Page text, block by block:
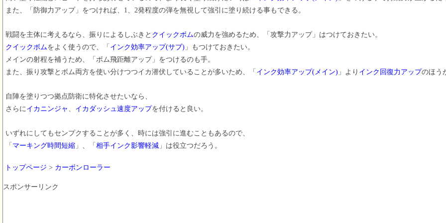
また、「防御力アップ」をつければ、1、2発程度の弾を無視して強引に塗り続ける事もできる。
戦闘を主体に考えるなら、振りによるしぶきと クイックボムの威力を強めるため、「攻撃力アップ」はつけておきたい。
クイックボムをよく使うので、「 インク効率アップ(サブ) 」もつけておきたい。
メインの射程を補うため、「ボム飛距離アップ」をつけるのも手。
また、振り攻撃とボム両方を使い分けつつイカ潜伏していることが多いため、「 インク効率アップ(メイン) 」より インク回復力アップのほう
自陣を塗りつつ拠点防衛に特化させたいなら、
さらにイカニンジャ 、 イカダッシュ速度アップを付けると良い。
いずれにしてもセンプクすることが多く、時には強引に進むこともあるので、
「 マーキング時間短縮 」、「 相手インク影響軽減 」は役立つだろう。
トップページ > カーボンローラー
スポンサーリンク